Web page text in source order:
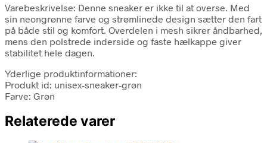
Varebeskrivelse: Denne sneaker er ikke til at overse. Med
sin neongrønne farve og strømlinede design sætter den fart
på både stil og komfort. Overdelen i mesh sikrer åndbarhed,
mens den polstrede inderside og faste hælkappe giver
stabilitet hele dagen.
Yderlige produktinformationer:
Produkt id: unisex-sneaker-grøn
Farve: Grøn
Relaterede varer